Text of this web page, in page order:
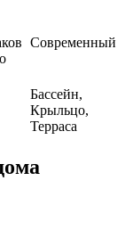
Современный
Бассейн,
Крыльцо,
Терраса